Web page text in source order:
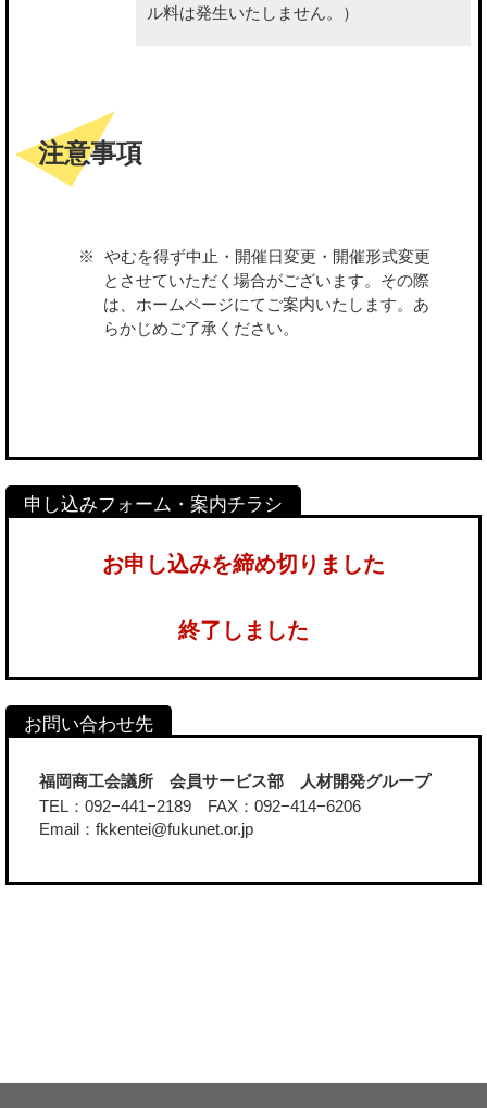
ル料は発生いたしません。）
注意事項
やむを得ず中止・開催日変更・開催形式変更
とさせていただく場合がございます。その際
は、ホームページにてご案内いたします。あ
らかじめご了承ください。
お申し込みを締め切りました
終了しました
福岡商工会議所 会員サービス部 人材開発グループ
TEL：092−441−2189 FAX：092−414−6206
Email：fkkentei@fukunet.or.jp